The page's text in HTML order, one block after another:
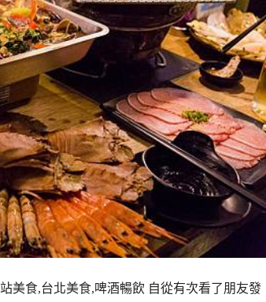
美食,台北美食,啤酒暢飲 自從有次看了朋友發